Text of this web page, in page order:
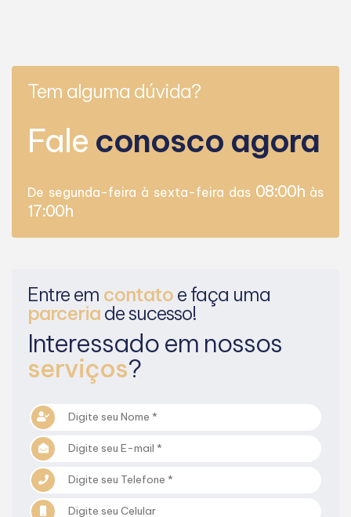
Tem alguma dúvida?
Fale conosco agora
De segunda-feira à sexta-feira das 08:00h às
17:00h
Entre em contato e faça uma
parceria de sucesso!
Interessado em nossos
serviços?